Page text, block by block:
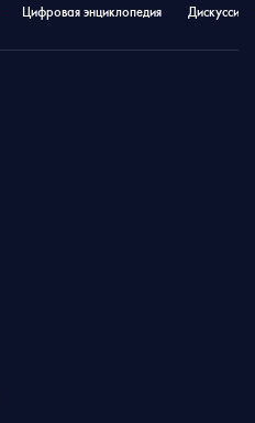
Цифровая энциклопедия